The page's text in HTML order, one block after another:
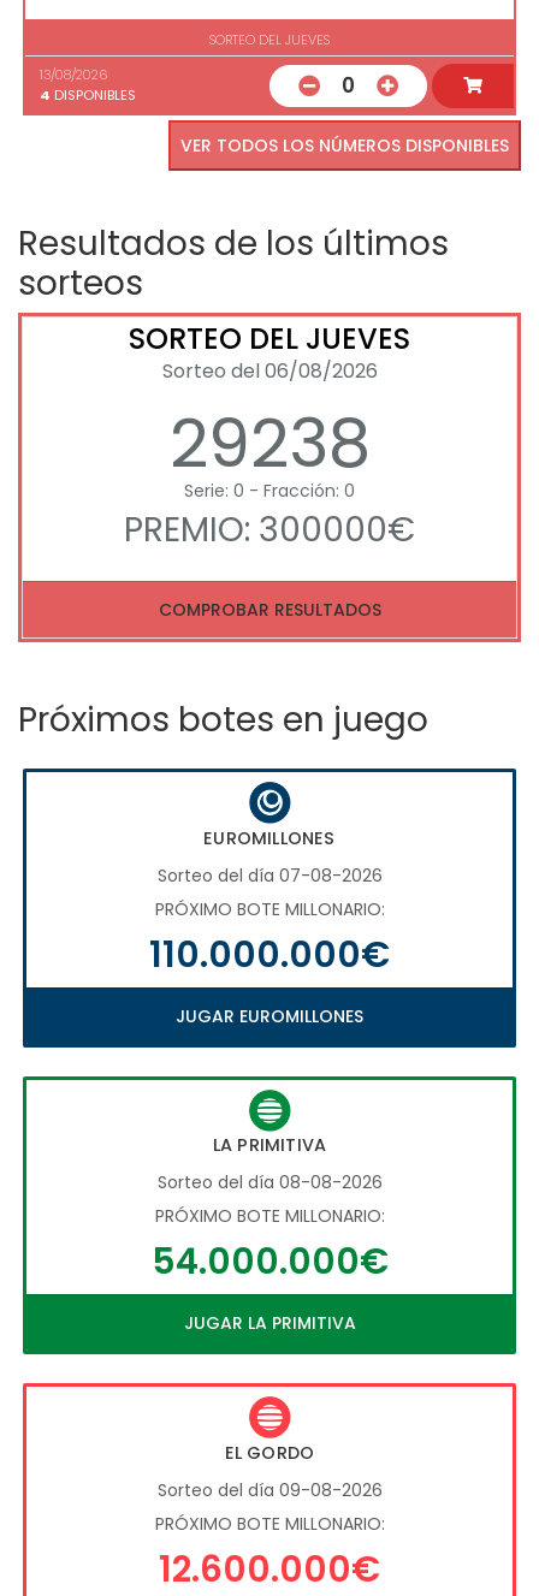
SORTEO DEL JUEVES
13/08/2026
4 DISPONIBLES 0
VER TODOS LOS NÚMEROS DISPONIBLES
Resultados de los últimos
sorteos
SORTEO DEL JUEVES
Sorteo del 06/08/2026
29238
Serie: 0 - Fracción: 0
PREMIO: 300000€
COMPROBAR RESULTADOS
Próximos botes en juego
EUROMILLONES
Sorteo del día 07-08-2026
PRÓXIMO BOTE MILLONARIO:
110.000.000€
JUGAR EUROMILLONES
LA PRIMITIVA
Sorteo del día 08-08-2026
PRÓXIMO BOTE MILLONARIO:
54.000.000€
JUGAR LA PRIMITIVA
EL GORDO
Sorteo del día 09-08-2026
PRÓXIMO BOTE MILLONARIO:
12.600.000€